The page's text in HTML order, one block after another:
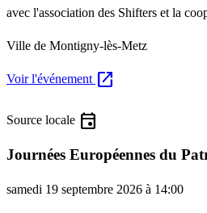
avec l'association des Shifters et la
Ville de Montigny-lès-Metz
Voir l'événement open_in_new
Source locale event
Journées Européennes du
samedi 19 septembre 2026 à 14:00